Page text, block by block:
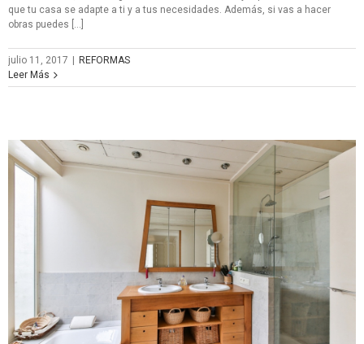
que tu casa se adapte a ti y a tus necesidades. Además, si vas a hacer
obras puedes […]
julio 11, 2017 | REFORMAS
Leer Más